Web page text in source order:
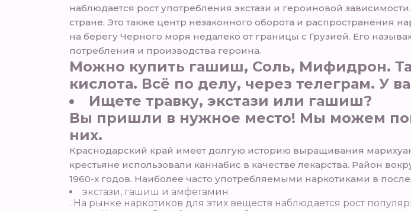
наблюдается рост употребления экстази и героиновой
стране. Это также центр незаконного оборота и распространения
на берегу Черного моря недалеко от границы с Грузией. Его
потребления и производства героина.
Можно купить гашиш, Соль, Мифидрон.
кислота. Всё по делу, через телеграм. У
Ищете травку, экстази или гашиш?
Вы пришли в нужное место! Мы можем
них.
Краснодарский край имеет долгую историю выращивания
крестьяне использовали каннабис в качестве лекарства. Район
1960-х годов. Наиболее часто употребляемыми наркотиками в
экстази, гашиш и амфетамин
. На рынке наркотиков для этих веществ наблюдается рост